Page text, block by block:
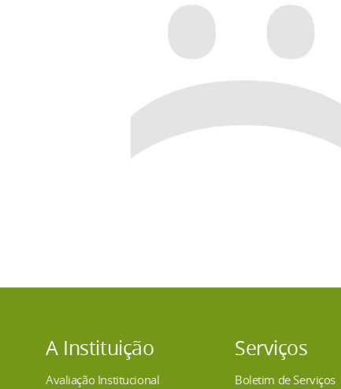
A Instituição
Avaliação Institucional
Serviços
Boletim de Serviços